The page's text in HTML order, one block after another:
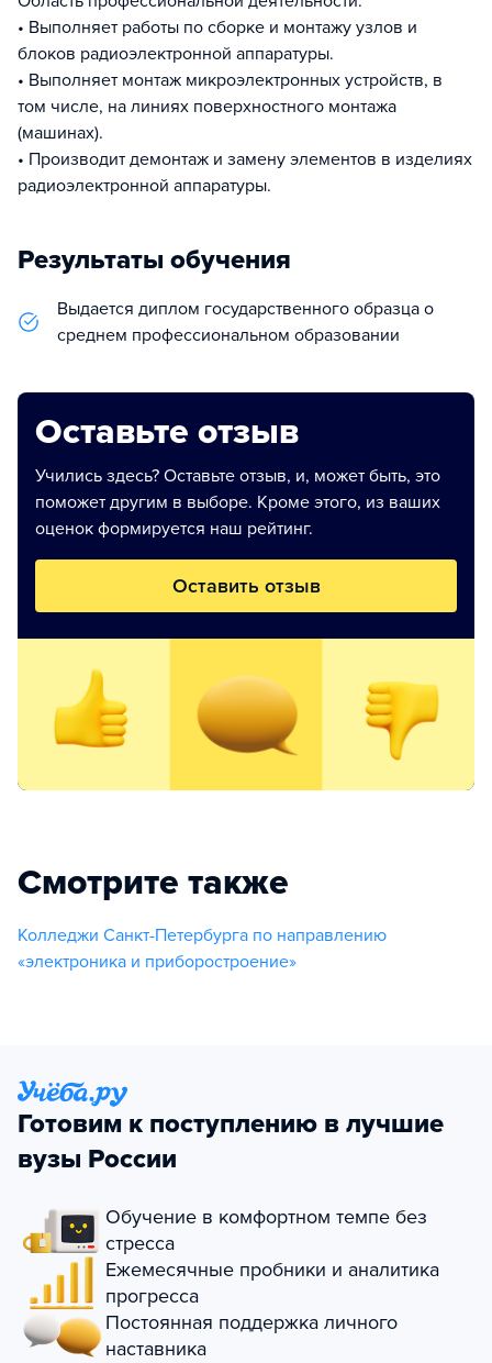
• Выполняет работы по сборке и монтажу узлов и
блоков радиоэлектронной аппаратуры.
• Выполняет монтаж микроэлектронных устройств, в
том числе, на линиях поверхностного монтажа
(машинах).
• Производит демонтаж и замену элементов в изделиях
радиоэлектронной аппаратуры.
Результаты обучения
Выдается диплом государственного образца о
среднем профессиональном образовании
Оставьте отзыв
Учились здесь? Оставьте отзыв, и, может быть, это
поможет другим в выборе. Кроме этого, из ваших
оценок формируется наш рейтинг.
Оставить отзыв
Смотрите также
Колледжи Санкт-Петербурга по направлению
«электроника и приборостроение»
Готовим к поступлению в лучшие
вузы России
Обучение в комфортном темпе без
стресса
Ежемесячные пробники и аналитика
прогресса
Постоянная поддержка личного
наставника